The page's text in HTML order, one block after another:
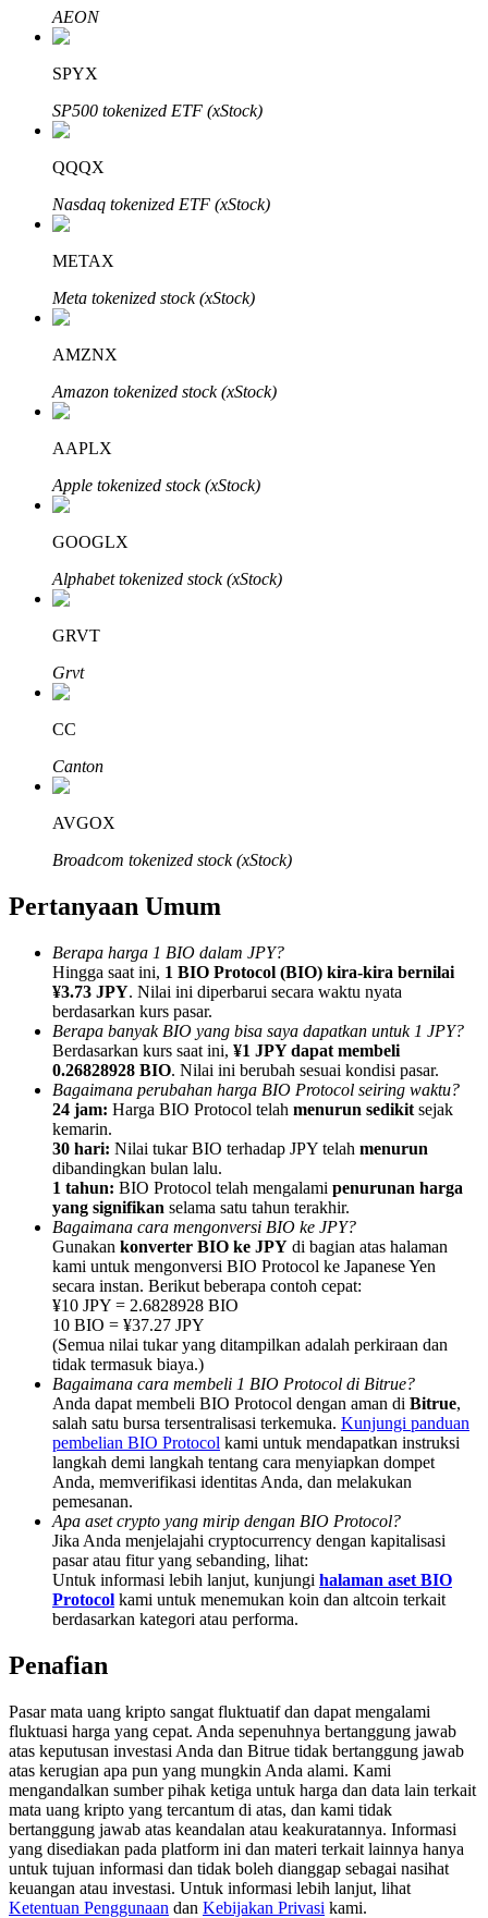
Raih keuntungan jangka panjang dan kepentingan fleksibel
Pelajari Staking
Pelajari tentang mendapatkan penghasilan pasif
Referensi
Undang teman untuk mendapatkan imbalan tunai
BTC Welcome Rewards
BTC Welcome Rewards
Deposit & Trade BTC to Share 25000 USDT prize pool!
Deposit CASHCAT & Win
Share 500000 CASHCAT prize pool
Register & Trade to Win 500,000 USDT
Precious Metals Trading Carnival
Trade Gold & Silver · 33,333 USDT Bonus
AEON
SPYX
SP500 tokenized ETF (xStock)
QQQX
Nasdaq tokenized ETF (xStock)
METAX
Meta tokenized stock (xStock)
AMZNX
Amazon tokenized stock (xStock)
AAPLX
Apple tokenized stock (xStock)
GOOGLX
Alphabet tokenized stock (xStock)
GRVT
Grvt
CC
Canton
AVGOX
Broadcom tokenized stock (xStock)
Pertanyaan Umum
Berapa harga 1 BIO dalam JPY?
Hingga saat ini, 1 BIO Protocol (BIO) kira-kira bernilai
¥3.73 JPY. Nilai ini diperbarui secara waktu nyata
berdasarkan kurs pasar.
Berapa banyak BIO yang bisa saya dapatkan untuk 1 JPY?
Berdasarkan kurs saat ini, ¥1 JPY dapat membeli
0.26828928 BIO. Nilai ini berubah sesuai kondisi pasar.
Bagaimana perubahan harga BIO Protocol seiring waktu?
24 jam: Harga BIO Protocol telah menurun sedikit sejak
kemarin.
30 hari: Nilai tukar BIO terhadap JPY telah menurun
dibandingkan bulan lalu.
1 tahun: BIO Protocol telah mengalami penurunan harga
yang signifikan selama satu tahun terakhir.
Bagaimana cara mengonversi BIO ke JPY?
Gunakan konverter BIO ke JPY di bagian atas halaman
kami untuk mengonversi BIO Protocol ke Japanese Yen
secara instan. Berikut beberapa contoh cepat:
¥10 JPY = 2.6828928 BIO
10 BIO = ¥37.27 JPY
(Semua nilai tukar yang ditampilkan adalah perkiraan dan
tidak termasuk biaya.)
Bagaimana cara membeli 1 BIO Protocol di Bitrue?
Anda dapat membeli BIO Protocol dengan aman di Bitrue,
salah satu bursa tersentralisasi terkemuka. Kunjungi panduan
pembelian BIO Protocol kami untuk mendapatkan instruksi
langkah demi langkah tentang cara menyiapkan dompet
Anda, memverifikasi identitas Anda, dan melakukan
pemesanan.
Apa aset crypto yang mirip dengan BIO Protocol?
Jika Anda menjelajahi cryptocurrency dengan kapitalisasi
pasar atau fitur yang sebanding, lihat:
Untuk informasi lebih lanjut, kunjungi halaman aset BIO
Protocol kami untuk menemukan koin dan altcoin terkait
berdasarkan kategori atau performa.
Penafian
Pasar mata uang kripto sangat fluktuatif dan dapat mengalami
fluktuasi harga yang cepat. Anda sepenuhnya bertanggung jawab
atas keputusan investasi Anda dan Bitrue tidak bertanggung jawab
atas kerugian apa pun yang mungkin Anda alami. Kami
mengandalkan sumber pihak ketiga untuk harga dan data lain terkait
mata uang kripto yang tercantum di atas, dan kami tidak
bertanggung jawab atas keandalan atau keakuratannya. Informasi
yang disediakan pada platform ini dan materi terkait lainnya hanya
untuk tujuan informasi dan tidak boleh dianggap sebagai nasihat
keuangan atau investasi. Untuk informasi lebih lanjut, lihat
Ketentuan Penggunaan dan Kebijakan Privasi kami.